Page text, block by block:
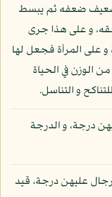
ضعفه ثم يبسط
و على هذا جرى
و على المرأة فجعل لها
الوزن في الحياة
و التناسل.
درجة، و الدرجة
عليهن درجة، قيد